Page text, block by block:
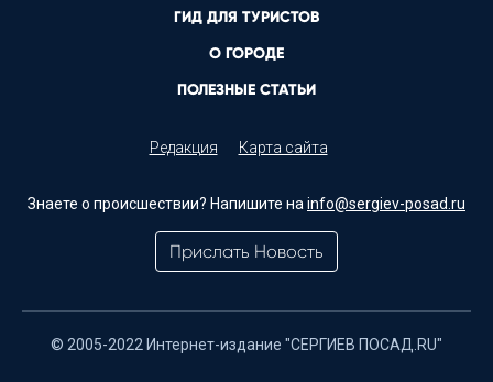
ГИД ДЛЯ ТУРИСТОВ
О ГОРОДЕ
ПОЛЕЗНЫЕ СТАТЬИ
Редакция Карта сайта
Знаете о происшествии? Напишите на info@sergiev-posad.ru
Прислать Новость
© 2005-2022 Интернет-издание "СЕРГИЕВ ПОСАД.RU"